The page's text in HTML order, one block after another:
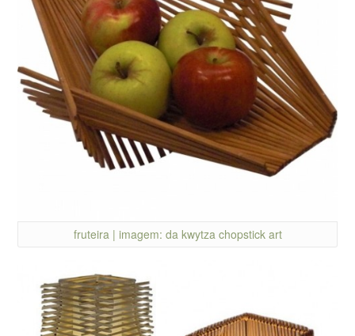
fruteira | imagem: da kwytza chopstick art